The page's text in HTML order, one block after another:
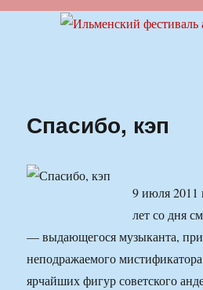
Ильменский
Спасибо, кэп
9 июля 2011
лет со дня
— выдающегося музыканта,
неподражаемого
ярчайших фигур советского